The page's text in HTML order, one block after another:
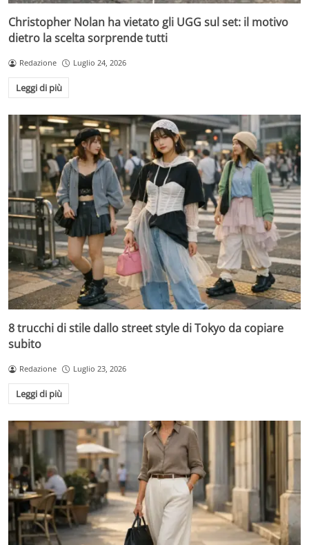
Christopher Nolan ha vietato gli UGG sul set: il motivo
dietro la scelta sorprende tutti
Redazione Luglio 24, 2026
Leggi di più
8 trucchi di stile dallo street style di Tokyo da copiare
subito
Redazione Luglio 23, 2026
Leggi di più